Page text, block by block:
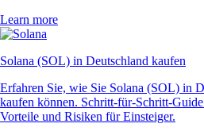
Learn more
Solana (SOL) in Deutschland kaufen
Erfahren Sie, wie Sie Solana (SOL) in
kaufen können. Schritt-für-Schritt-
Vorteile und Risiken für Einsteiger.